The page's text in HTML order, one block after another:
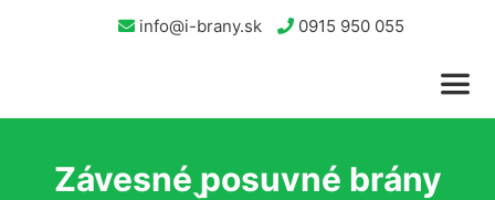
info@i-brany.sk 0915 950 055
Závesné posuvné brány